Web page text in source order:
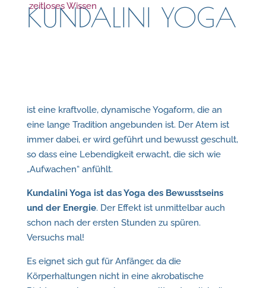
KUNDALINI YOGA
zeitloses Wissen
ist eine kraftvolle, dynamische Yogaform, die an
eine lange Tradition angebunden ist. Der Atem ist
immer dabei, er wird geführt und bewusst geschult,
so dass eine Lebendigkeit erwacht, die sich wie
„Aufwachen“ anfühlt.
Kundalini Yoga ist das Yoga des Bewusstseins
und der Energie. Der Effekt ist unmittelbar auch
schon nach der ersten Stunden zu spüren.
Versuchs mal!
Es eignet sich gut für Anfänger, da die
Körperhaltungen nicht in eine akrobatische